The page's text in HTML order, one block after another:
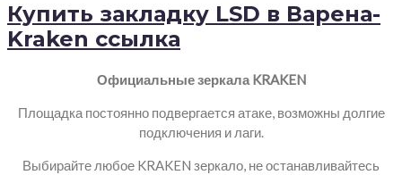
Купить закладку LSD в Варена-
Kraken ссылка
Официальные зеркала KRAKEN
Площадка постоянно подвергается атаке, возможны долгие
подключения и лаги.
Выбирайте любое KRAKEN зеркало, не останавливайтесь